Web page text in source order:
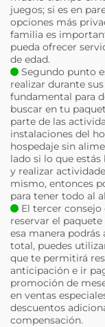
juegos; si es en
opciones más
familia es
pueda ofrecer
de edad.
Segundo punto
realizar durante
fundamental para
buscar en tu
parte de las
instalaciones del
hospedaje sin
lado si lo que
y realizar
mismo, entonces
para tener todo al
El tercer
reservar el paquete
esa manera
total, puedes
que te permitirá
anticipación e ir
promoción de
en ventas
descuentos
compensación.